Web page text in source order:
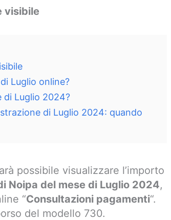
visibile
Luglio online?
di Luglio 2024?
di Luglio 2024: quando
possibile visualizzare l’importo
Noipa del mese di Luglio 2024,
“Consultazioni pagamenti“.
del modello 730.